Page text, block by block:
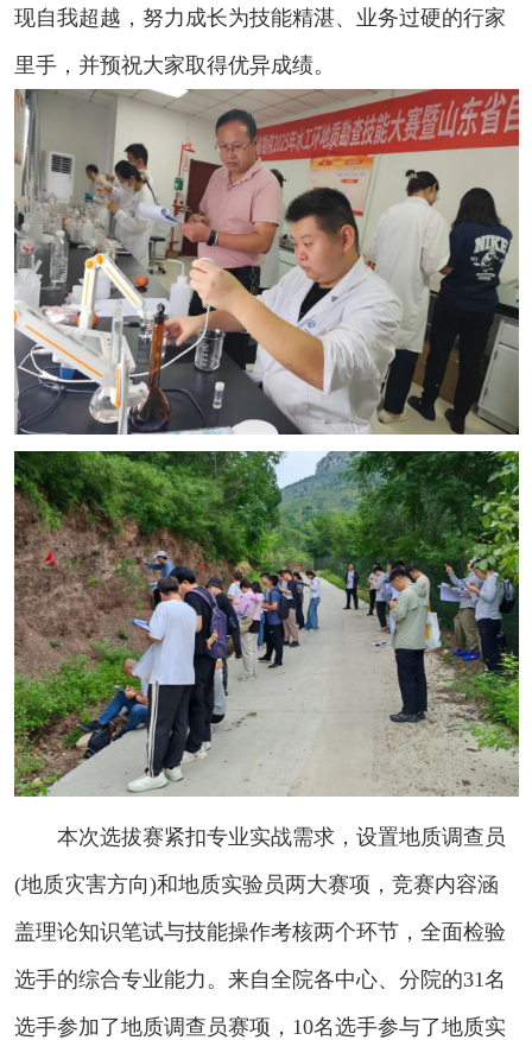
现自我超越，努力成长为技能精湛、业务过硬的行家
里手，并预祝大家取得优异成绩。
本次选拔赛紧扣专业实战需求，设置地质调查员
(地质灾害方向)和地质实验员两大赛项，竞赛内容涵
盖理论知识笔试与技能操作考核两个环节，全面检验
选手的综合专业能力。来自全院各中心、分院的31名
选手参加了地质调查员赛项，10名选手参与了地质实